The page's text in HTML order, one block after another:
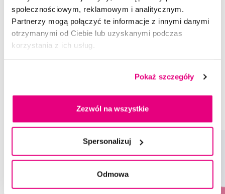
społecznościowym, reklamowym i analitycznym.
Partnerzy mogą połączyć te informacje z innymi danymi
otrzymanymi od Ciebie lub uzyskanymi podczas
korzystania z ich usług.
Pokaż szczegóły
Zezwól na wszystkie
Spersonalizuj
Odmowa
Ocena
Rekomendowane produkty
Okulary przeciwsłoneczne 6+
Okulary przeciwsłoneczne Babiators 6+ Babiators